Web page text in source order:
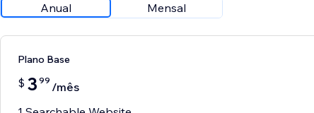
Anual Mensal
Plano Base
$ 3 99 /mês